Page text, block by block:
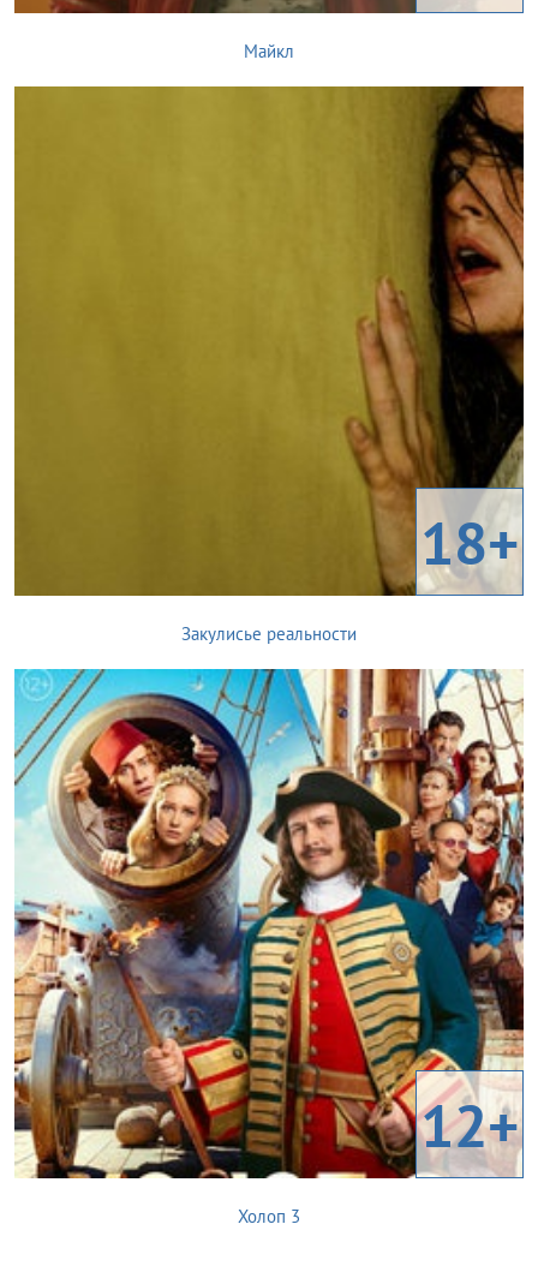
Майкл
18+
Закулисье реальности
12+
Холоп 3